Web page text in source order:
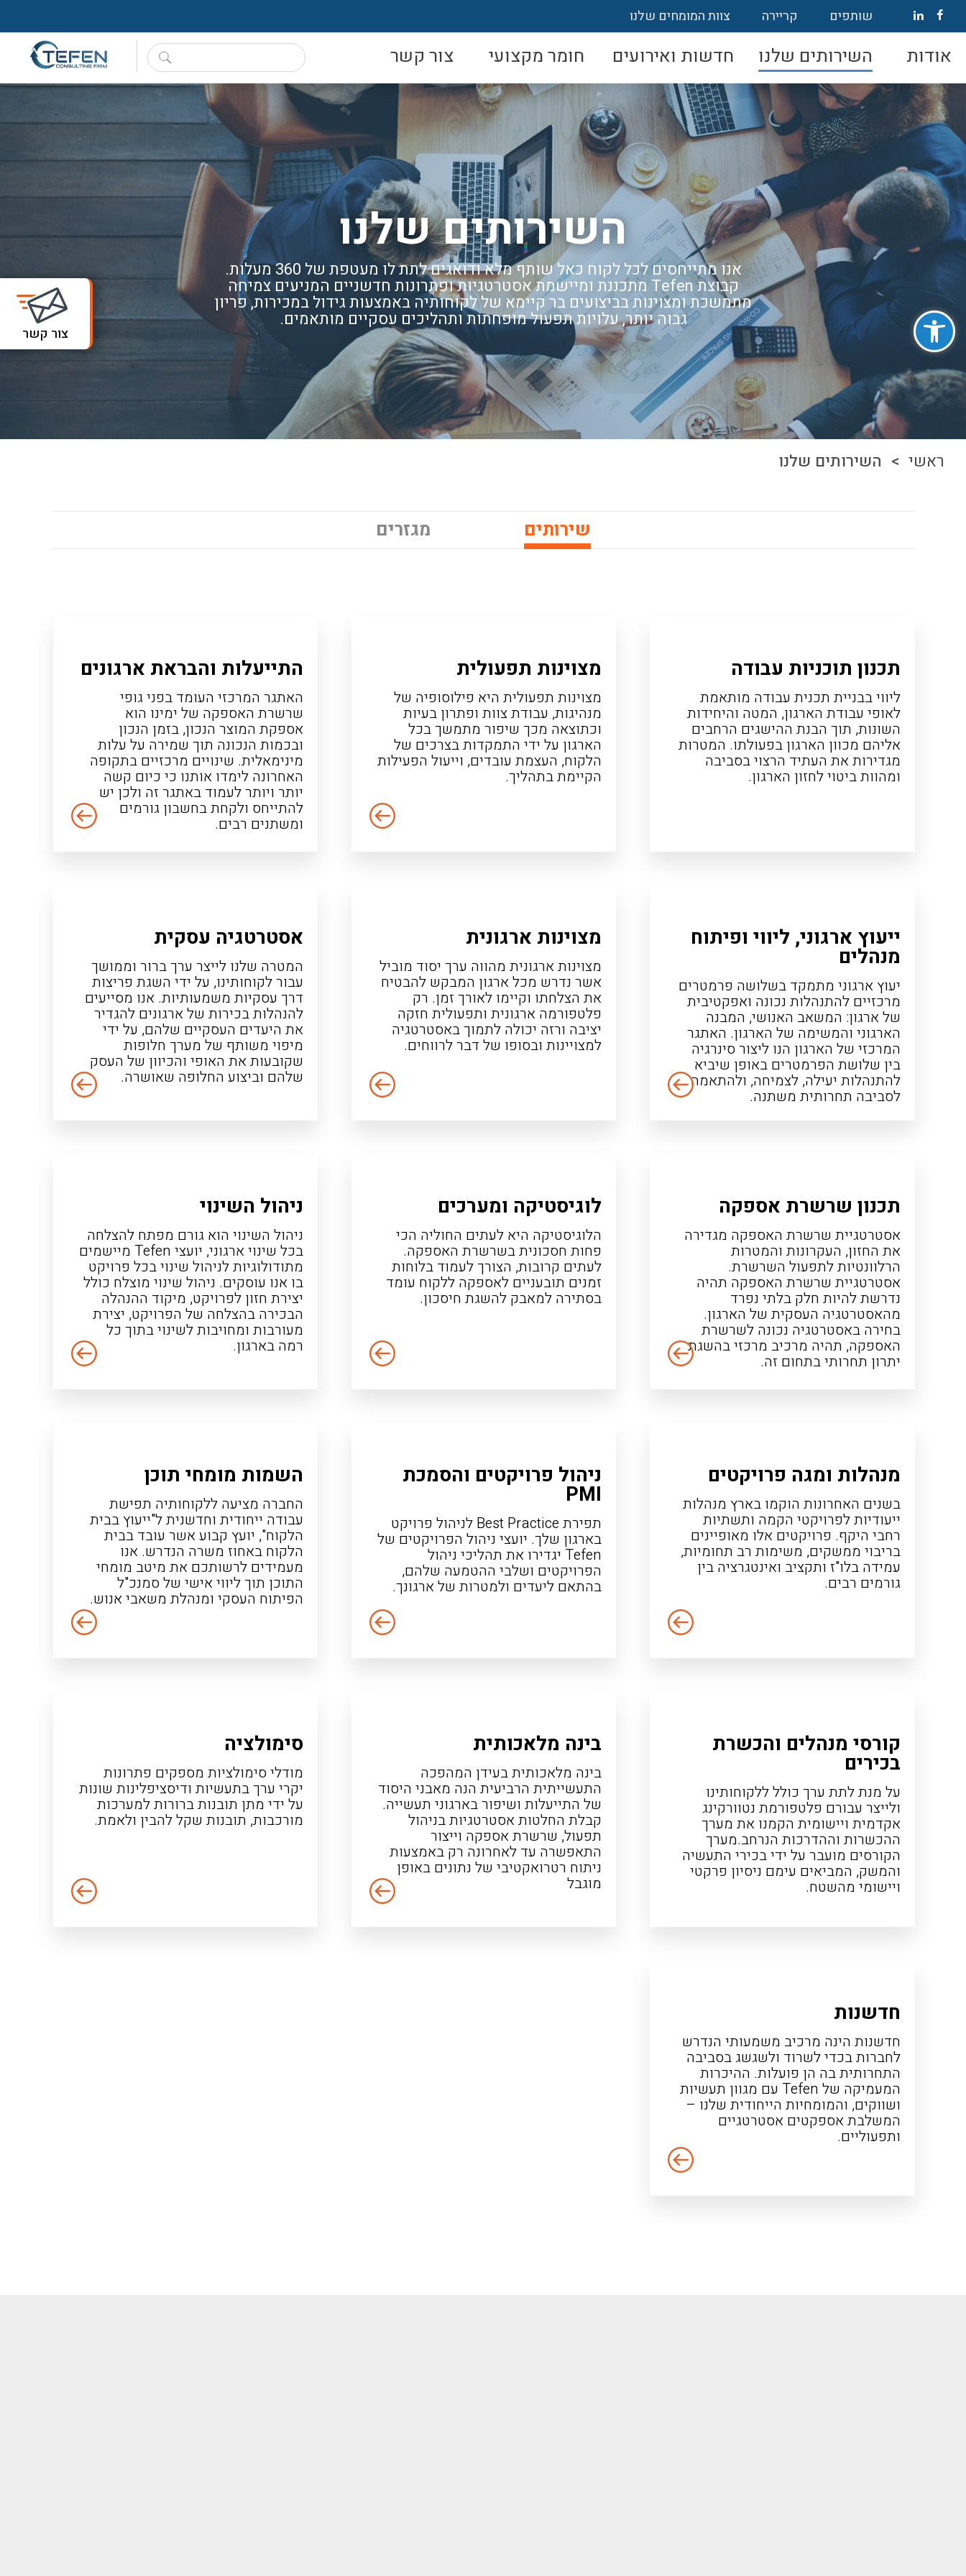
פתח סרגל נגישות
שותפים קריירה צוות המומחים שלנו
אודות השירותים שלנו חדשות ואירועים חומר מקצועי צור קשר
צור קשר
השירותים שלנו
אנו מתייחסים לכל לקוח כאל שותף מלא ודואגים לתת לו מעטפת של 360 מעלות.
קבוצת Tefen מתכננת ומיישמת אסטרטגיות ופתרונות חדשניים המניעים צמיחה
מתמשכת ומצוינות בביצועים בר קיימא של לקוחותיה באמצעות גידול במכירות, פריון
גבוה יותר, עלויות תפעול מופחתות ותהליכים עסקיים מותאמים.
ראשי > השירותים שלנו
שירותים מגזרים
תכנון תוכניות עבודה
ליווי בבניית תכנית עבודה מותאמת
לאופי עבודת הארגון, המטה והיחידות
השונות, תוך הבנת ההישגים הרחבים
אליהם מכוון הארגון בפעולתו. המטרות
מגדירות את העתיד הרצוי בסביבה
ומהוות ביטוי לחזון הארגון.
מצוינות תפעולית
מצוינות תפעולית היא פילוסופיה של
מנהיגות, עבודת צוות ופתרון בעיות
וכתוצאה מכך שיפור מתמשך בכל
הארגון על ידי התמקדות בצרכים של
הלקוח, העצמת עובדים, וייעול הפעילות
הקיימת בתהליך.
התייעלות והבראת ארגונים
האתגר המרכזי העומד בפני גופי
שרשרת האספקה של ימינו הוא
אספקת המוצר הנכון, בזמן הנכון
ובכמות הנכונה תוך שמירה על עלות
מינימאלית. שינויים מרכזיים בתקופה
האחרונה לימדו אותנו כי כיום קשה
יותר ויותר לעמוד באתגר זה ולכן יש
להתייחס ולקחת בחשבון גורמים
ומשתנים רבים.
ייעוץ ארגוני, ליווי ופיתוח
מנהלים
יעוץ ארגוני מתמקד בשלושה פרמטרים
מרכזיים להתנהלות נכונה ואפקטיבית
של ארגון: המשאב האנושי, המבנה
הארגוני והמשימה של הארגון. האתגר
המרכזי של הארגון הנו ליצור סינרגיה
בין שלושת הפרמטרים באופן שיביא
להתנהלות יעילה, לצמיחה, ולהתאמה
לסביבה תחרותית משתנה.
מצוינות ארגונית
מצוינות ארגונית מהווה ערך יסוד מוביל
אשר נדרש מכל ארגון המבקש להבטיח
את הצלחתו וקיימו לאורך זמן. רק
פלטפורמה ארגונית ותפעולית חזקה
יציבה ורזה יכולה לתמוך באסטרטגיה
למצויינות ובסופו של דבר לרווחים.
אסטרטגיה עסקית
המטרה שלנו לייצר ערך ברור וממושך
עבור לקוחותינו, על ידי השגת פריצות
דרך עסקיות משמעותיות. אנו מסייעים
להנהלות בכירות של ארגונים להגדיר
את היעדים העסקיים שלהם, על ידי
מיפוי משותף של מערך חלופות
שקובעות את האופי והכיוון של העסק
שלהם וביצוע החלופה שאושרה.
תכנון שרשרת אספקה
אסטרטגיית שרשרת האספקה מגדירה
את החזון, העקרונות והמטרות
הרלוונטיות לתפעול השרשרת.
אסטרטגיית שרשרת האספקה תהיה
נדרשת להיות חלק בלתי נפרד
מהאסטרטגיה העסקית של הארגון.
בחירה באסטרטגיה נכונה לשרשרת
האספקה, תהיה מרכיב מרכזי בהשגת
יתרון תחרותי בתחום זה.
לוגיסטיקה ומערכים
הלוגיסטיקה היא לעתים החוליה הכי
פחות חסכונית בשרשרת האספקה.
לעתים קרובות, הצורך לעמוד בלוחות
זמנים תובעניים לאספקה ללקוח עומד
בסתירה למאבק להשגת חיסכון.
ניהול השינוי
ניהול השינוי הוא גורם מפתח להצלחה
בכל שינוי ארגוני, יועצי Tefen מיישמים
מתודולוגיות לניהול שינוי בכל פרויקט
בו אנו עוסקים. ניהול שינוי מוצלח כולל
יצירת חזון לפרויקט, מיקוד ההנהלה
הבכירה בהצלחה של הפרויקט, יצירת
מעורבות ומחויבות לשינוי בתוך כל
רמה בארגון.
מנהלות ומגה פרויקטים
בשנים האחרונות הוקמו בארץ מנהלות
ייעודיות לפרויקטי הקמה ותשתיות
רחבי היקף. פרויקטים אלו מאופיינים
בריבוי ממשקים, משימות רב תחומיות,
עמידה בלו"ז ותקציב ואינטגרציה בין
גורמים רבים.
ניהול פרויקטים והסמכת
PMI
תפירת Best Practice לניהול פרויקט
בארגון שלך. יועצי ניהול הפרויקטים של
Tefen יגדירו את תהליכי ניהול
הפרויקטים ושלבי ההטמעה שלהם,
בהתאם ליעדים ולמטרות של ארגונך.
השמות מומחי תוכן
החברה מציעה ללקוחותיה תפישת
עבודה ייחודית וחדשנית ל"ייעוץ בבית
הלקוח", יועץ קבוע אשר עובד בבית
הלקוח באחוז משרה הנדרש. אנו
מעמידים לרשותכם את מיטב מומחי
התוכן תוך ליווי אישי של סמנכ"ל
הפיתוח העסקי ומנהלת משאבי אנוש.
קורסי מנהלים והכשרת
בכירים
על מנת לתת ערך כולל ללקוחותינו
ולייצר עבורם פלטפורמת נטוורקינג
אקדמית ויישומית הקמנו את מערך
ההכשרות וההדרכות הנרחב.מערך
הקורסים מועבר על ידי בכירי התעשיה
והמשק, המביאים עימם ניסיון פרקטי
ויישומי מהשטח.
בינה מלאכותית
בינה מלאכותית בעידן המהפכה
התעשייתית הרביעית הנה מאבני היסוד
של התייעלות ושיפור בארגוני תעשייה.
קבלת החלטות אסטרטגיות בניהול
תפעול, שרשרת אספקה וייצור
התאפשרה עד לאחרונה רק באמצעות
ניתוח רטרואקטיבי של נתונים באופן
מוגבל
סימולציה
מודלי סימולציות מספקים פתרונות
יקרי ערך בתעשיות ודיסציפלינות שונות
על ידי מתן תובנות ברורות למערכות
מורכבות, תובנות שקל להבין ולאמת.
חדשנות
חדשנות הינה מרכיב משמעותי הנדרש
לחברות בכדי לשרוד ולשגשג בסביבה
התחרותית בה הן פועלות. ההיכרות
המעמיקה של Tefen עם מגוון תעשיות
ושווקים, והמומחיות הייחודית שלנו –
המשלבת אספקטים אסטרטגיים
ותפעוליים.